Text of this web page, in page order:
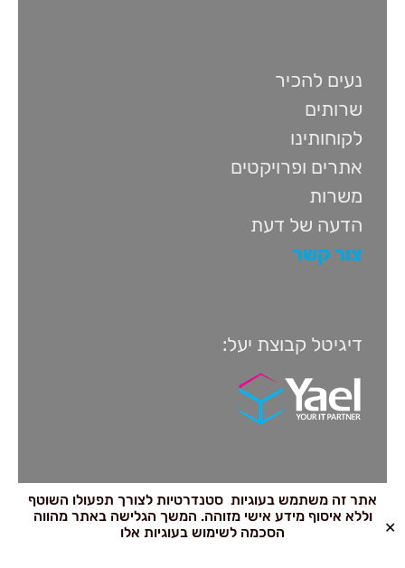
אתר זה משתמש בעוגיות סטנדרטיות לצורך תפעולו השוטף
וללא איסוף מידע אישי מזוהה. המשך הגלישה באתר מהווה
הסכמה לשימוש בעוגיות אלו
✕
נעים להכיר
שרותים
לקוחותינו
אתרים ופרויקטים
משרות
הדעה של דעת
צור קשר
דיגיטל קבוצת יעל: